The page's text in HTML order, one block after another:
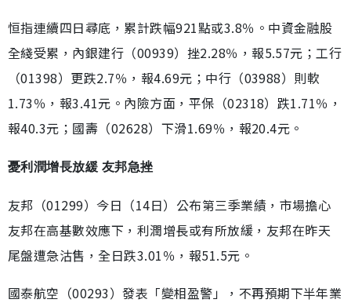
恒指連續四日尋底，累計跌幅921點或3.8％。中資金融股
全綫受累，內銀建行（00939）挫2.28％，報5.57元；工行
（01398）更跌2.7％，報4.69元；中行（03988）則軟
1.73％，報3.41元。內險方面，平保（02318）跌1.71％，
報40.3元；國壽（02628）下滑1.69％，報20.4元。
憂利潤增長放緩 友邦急挫
友邦（01299）今日（14日）公布第三季業績，市場擔心
友邦在高基數效應下，利潤增長或有所放緩，友邦在昨天
尾盤遭急沽售，全日跌3.01％，報51.5元。
國泰航空（00293）發表「變相盈警」，不再預期下半年業